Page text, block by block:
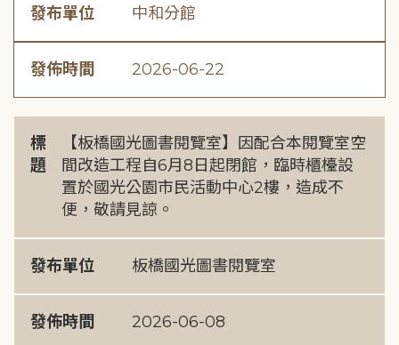
發布單位 中和分館
發佈時間 2026-06-22
標
題
【板橋國光圖書閱覽室】因配合本閱覽室空
間改造工程自6月8日起閉館，臨時櫃檯設
置於國光公園市民活動中心2樓，造成不
便，敬請見諒。
發布單位 板橋國光圖書閱覽室
發佈時間 2026-06-08